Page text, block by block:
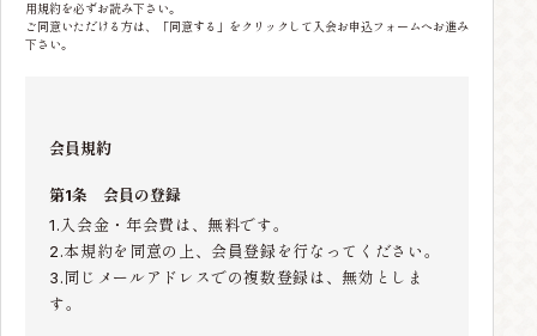
用規約を必ずお読み下さい。
ご同意いただける方は、「同意する」をクリックして入会お申込フォームへお進み
下さい。
会員規約
第1条 会員の登録
1.入会金・年会費は、無料です。
2.本規約を同意の上、会員登録を行なってください。
3.同じメールアドレスでの複数登録は、無効としま
す。